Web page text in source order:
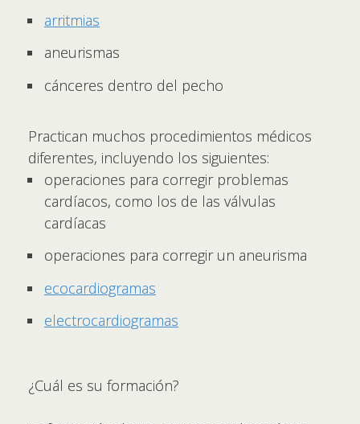
arritmias
aneurismas
cánceres dentro del pecho
Practican muchos procedimientos médicos
diferentes, incluyendo los siguientes:
operaciones para corregir problemas
cardíacos, como los de las válvulas
cardíacas
operaciones para corregir un aneurisma
ecocardiogramas
electrocardiogramas
¿Cuál es su formación?